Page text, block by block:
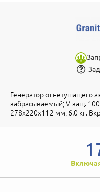
Генератор огнетушащего
забрасываемый; V-защ.
278х220х112 мм, 6.0 кг.